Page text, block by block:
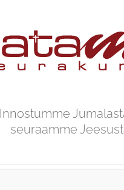
Innostumme
seuraamme